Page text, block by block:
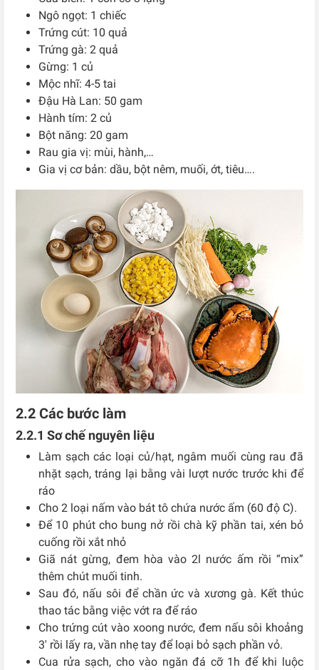
Ngô ngọt: 1 chiếc
Trứng cút: 10 quả
Trứng gà: 2 quả
Gừng: 1 củ
Mộc nhĩ: 4-5 tai
Đậu Hà Lan: 50 gam
Hành tím: 2 củ
Bột năng: 20 gam
Rau gia vị: mùi, hành,…
Gia vị cơ bản: dầu, bột nêm, muối, ớt, tiêu….
2.2 Các bước làm
2.2.1 Sơ chế nguyên liệu
Làm sạch các loại củ/hạt, ngâm muối cùng rau đã
nhặt sạch, tráng lại bằng vài lượt nước trước khi để
ráo
Cho 2 loại nấm vào bát tô chứa nước ấm (60 độ C).
Để 10 phút cho bung nở rồi chà kỹ phần tai, xén bỏ
cuống rồi xắt nhỏ
Giã nát gừng, đem hòa vào 2l nước ấm rồi “mix”
thêm chút muối tinh.
Sau đó, nấu sôi để chần ức và xương gà. Kết thúc
thao tác bằng việc vớt ra để ráo
Cho trứng cút vào xoong nước, đem nấu sôi khoảng
3′ rồi lấy ra, vần nhẹ tay để loại bỏ sạch phần vỏ.
Cua rửa sạch, cho vào ngăn đá cỡ 1h để khi luộc